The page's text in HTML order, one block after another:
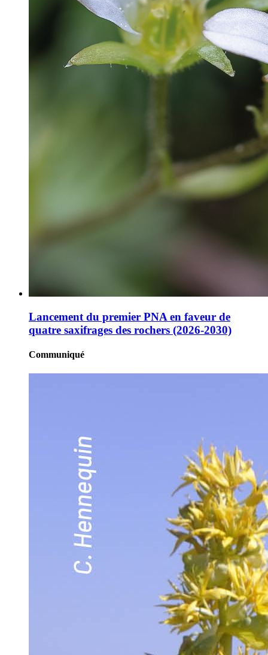
Lancement du premier PNA en faveur de
quatre saxifrages des rochers (2026-2030)
Communiqué